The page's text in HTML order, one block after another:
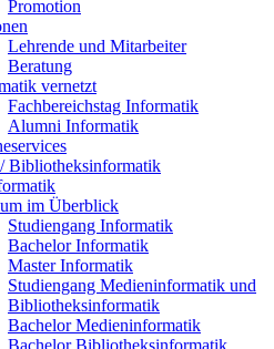
Promotion
Lehrende und Mitarbeiter
Beratung
vernetzt
Fachbereichstag Informatik
Alumni Informatik
Bibliotheksinformatik
im Überblick
Studiengang Informatik
Bachelor Informatik
Master Informatik
Studiengang Medieninformatik und
Bibliotheksinformatik
Bachelor Medieninformatik